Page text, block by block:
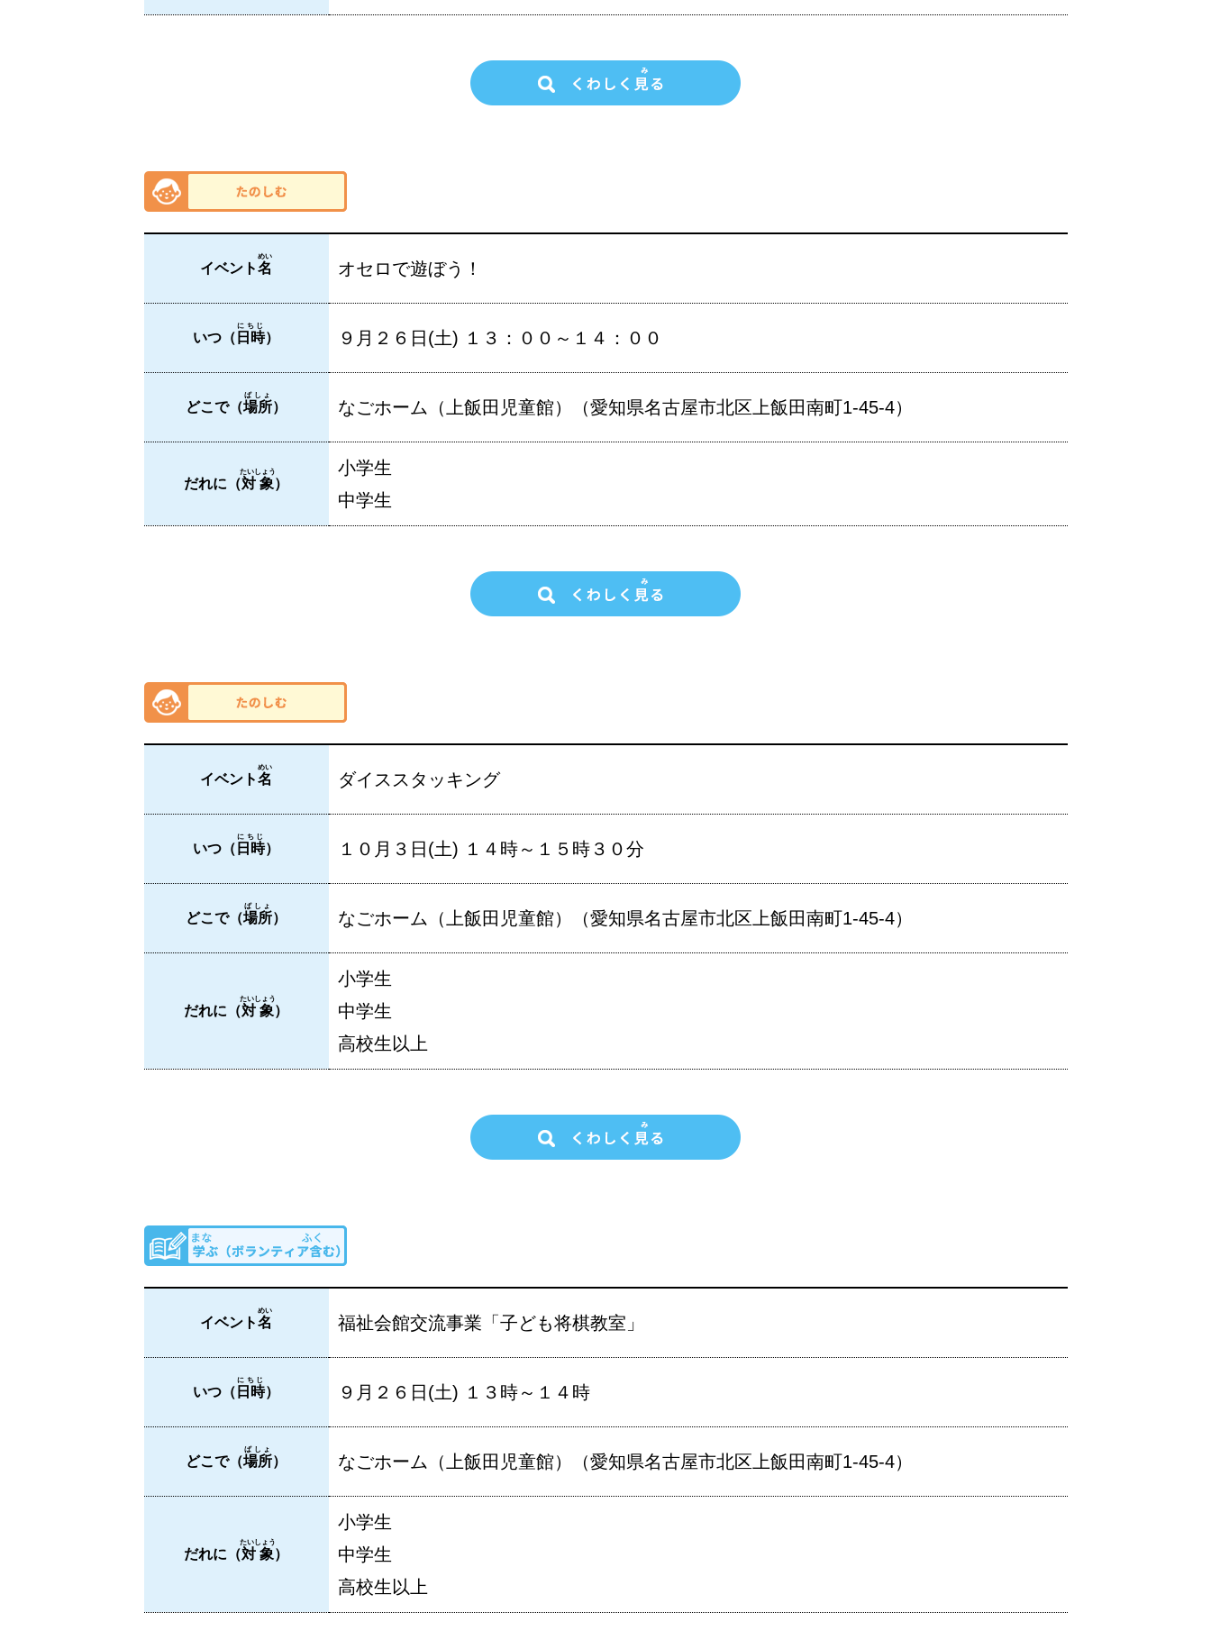
イベント名
めい
オセロで遊ぼう！
いつ（ 日時
にちじ
） ９月２６日(土) １３：００～１４：００
どこで（場所
ばしょ
） なごホーム（上飯田児童館）（愛知県名古屋市北区上飯田南町1-45-4）
だれに（対象
たいしょう
）
小学生
中学生
イベント名
めい
ダイススタッキング
いつ（ 日時
にちじ
） １０月３日(土) １４時～１５時３０分
どこで（場所
ばしょ
） なごホーム（上飯田児童館）（愛知県名古屋市北区上飯田南町1-45-4）
だれに（対象
たいしょう
）
小学生
中学生
高校生以上
イベント名
めい
福祉会館交流事業「子ども将棋教室」
いつ（ 日時
にちじ
） ９月２６日(土) １３時～１４時
どこで（場所
ばしょ
） なごホーム（上飯田児童館）（愛知県名古屋市北区上飯田南町1-45-4）
だれに（対象
たいしょう
）
小学生
中学生
高校生以上